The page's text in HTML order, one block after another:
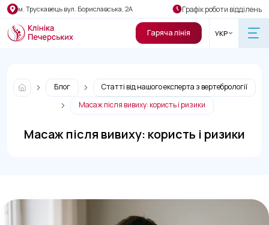
м. Трускавець вул. Бориславська, 2А Графік роботи відділень
Гаряча лінія УКР
Блог
Статті від нашого експерта з вертебрології
Масаж після вивиху: користь і ризики
Масаж після вивиху: користь і ризики